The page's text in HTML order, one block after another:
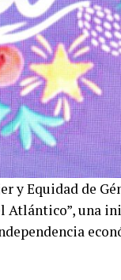
y Equidad de
Atlántico”, una